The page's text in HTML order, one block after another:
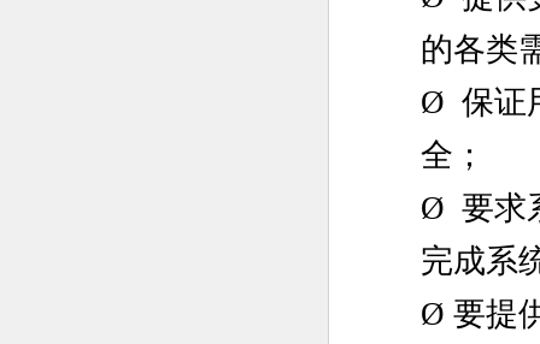
的各类
Ø 保证
全 ；
Ø 要求
完成系
Ø 要提